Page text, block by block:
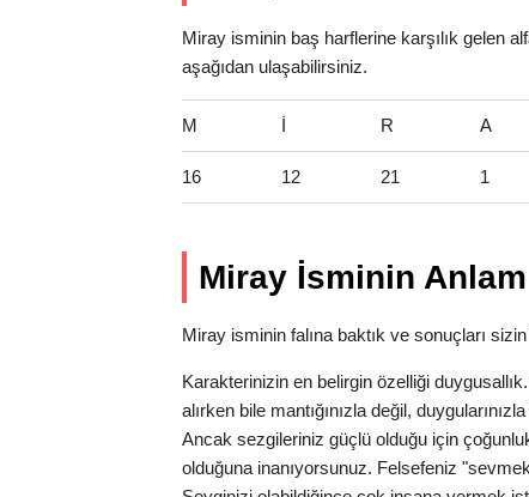
Miray isminin baş harflerine karşılık gelen
aşağıdan ulaşabilirsiniz.
M İ R A
16 12 21 1
Miray İsminin Anlam
Miray isminin falına baktık ve sonuçları
Karakterinizin en belirgin özelliği
alırken bile mantığınızla değil,
Ancak sezgileriniz güçlü olduğu için
olduğuna inanıyorsunuz. Felsefeniz